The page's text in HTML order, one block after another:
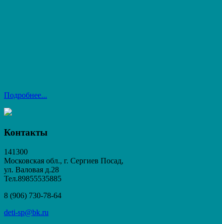
Подробнее...
Контакты
141300
Московская обл., г. Сергиев Посад,
ул. Валовая д.28
Тел.89855535885
8 (906) 730-78-64
deti-sp@bk.ru